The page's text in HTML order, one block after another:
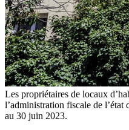
Les propriétaires de locaux
l’administration fiscale de l’état
au 30 juin 2023.